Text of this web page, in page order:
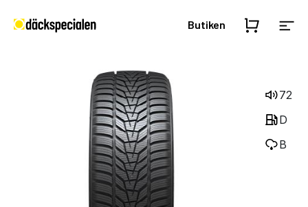
Butiken
72
D
B